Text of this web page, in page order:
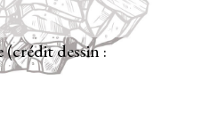
(crédit dessin :